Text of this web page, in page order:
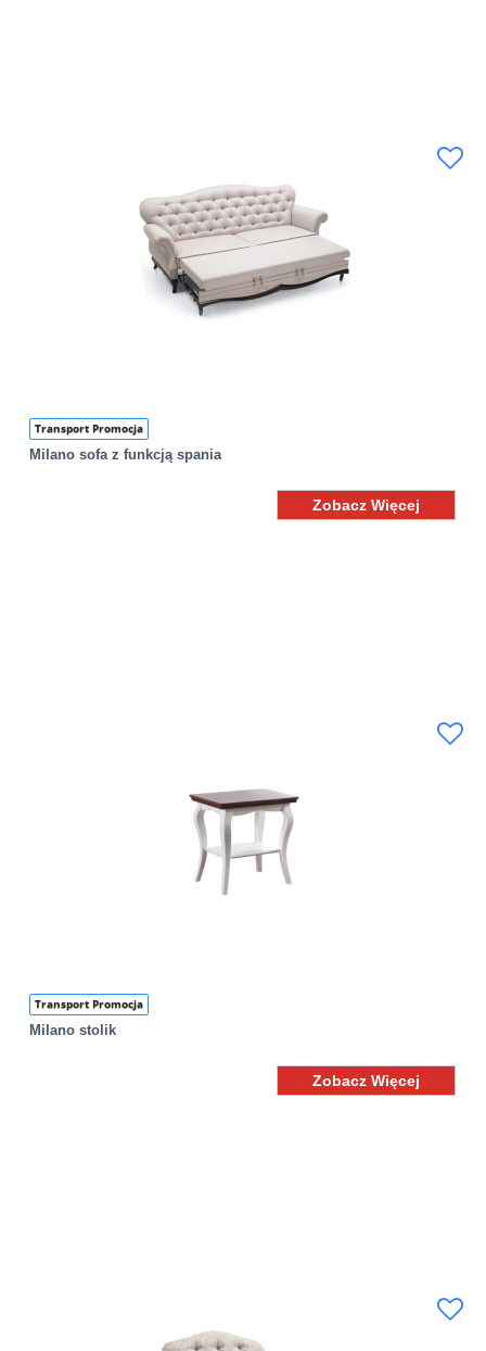
Transport Promocja
Milano sofa z funkcją spania
Zobacz Więcej
Transport Promocja
Milano stolik
Zobacz Więcej